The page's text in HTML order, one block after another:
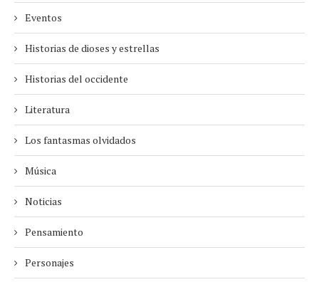
Eventos
Historias de dioses y estrellas
Historias del occidente
Literatura
Los fantasmas olvidados
Música
Noticias
Pensamiento
Personajes